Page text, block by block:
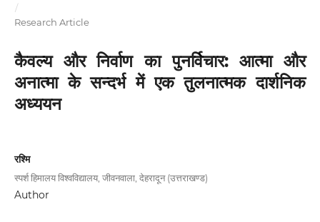
/
Research Article
कैवल्य और निर्वाण का पुनर्विचार: आत्मा और
अनात्मा के सन्दर्भ में एक तुलनात्मक दार्शनिक
अध्ययन
रश्मि
स्पर्श हिमालय विश्वविद्यालय, जीवनवाला, देहरादून (उत्तराखण्ड)
Author